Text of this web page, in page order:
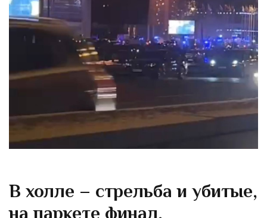
В холле – стрельба и убитые,